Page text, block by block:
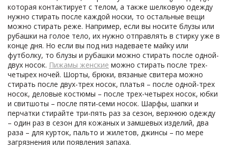
которая контактирует с телом, а также шелковую одежду
нужно стирать после каждой носки, то остальные вещи
можно стирать реже. Например, если вы носите блузы или
рубашки на голое тело, их нужно отправлять в стирку уже в
конце дня. Но если вы под низ надеваете майку или
футболку, то блузы и рубашки можно стирать после одной-
двух носок. Пижамы женские можно стирать после трех-
четырех ночей. Шорты, брюки, вязаные свитера можно
стирать после двух-трех носок, платья – после одной-трех
носок, деловые костюмы – после трех-четырех носок, юбки
и свитшоты – после пяти-семи носок. Шарфы, шапки и
перчатки стирайте три-пять раз за сезон, верхнюю одежду
– один раз в сезон для кожаных и замшевых изделий, два
раза – для курток, пальто и жилетов, джинсы – по мере
загрязнения или появления запаха.